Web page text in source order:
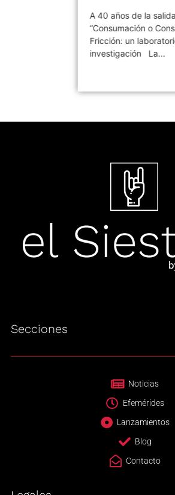
A 40 años de la salida de
“Consumación o Consumo” de
Fricción: un laboratorio de
investigación La...
Secciones
Noticias
Efemérides
Lanzamientos
Blog
Contacto